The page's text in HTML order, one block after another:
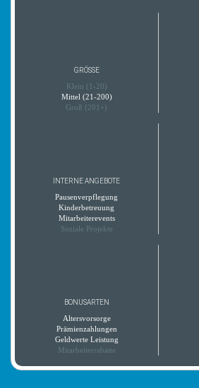
GRÖSSE
Klein (1-20)
Mittel (21-200)
Groß (201+)
INTERNE ANGEBOTE
Pausenverpflegung
Kinderbetreuung
Mitarbeiterevents
Soziale Projekte
BONUSARTEN
Altersvorsorge
Prämienzahlungen
Geldwerte Leistung
Mitarbeiterrabatte